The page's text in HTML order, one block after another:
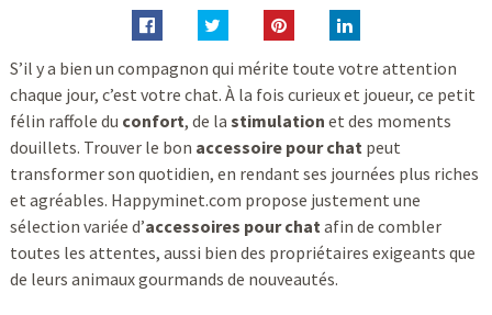
S’il y a bien un compagnon qui mérite toute votre attention
chaque jour, c’est votre chat. À la fois curieux et joueur, ce petit
félin raffole du confort, de la stimulation et des moments
douillets. Trouver le bon accessoire pour chatpeut
transformer son quotidien, en rendant ses journées plus riches
et agréables. Happyminet.com propose justement une
sélection variée d’accessoires pour chatafin de combler
toutes les attentes, aussi bien des propriétaires exigeants que
de leurs animaux gourmands de nouveautés.